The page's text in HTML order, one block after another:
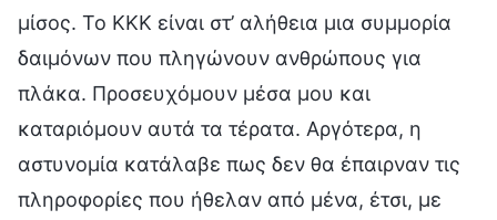
μίσος. Το ΚΚΚ είναι στ’ αλήθεια μια συμμορία
δαιμόνων που πληγώνουν ανθρώπους για
πλάκα. Προσευχόμουν μέσα μου και
καταριόμουν αυτά τα τέρατα. Αργότερα, η
αστυνομία κατάλαβε πως δεν θα έπαιρναν τις
πληροφορίες που ήθελαν από μένα, έτσι, με